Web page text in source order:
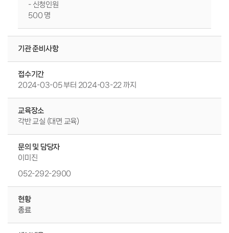
- 신청인원
500 명
기관 준비사항
접수기간
2024-03-05 부터 2024-03-22 까지
교육장소
각반 교실 (대면 교육)
문의 및 담당자
이미진
052-292-2900
현황
종료